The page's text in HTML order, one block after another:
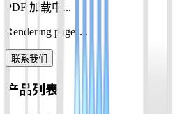
PDF 加载中...
Rendering pages...
联系我们
产品列表